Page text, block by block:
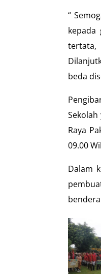
“
tertata,
beda
Raya
09.00
Dalam